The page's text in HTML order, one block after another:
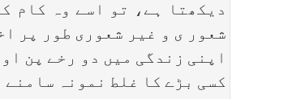
دیکھتا ہے، تو اسے وہ کام
شعور ی و غیر شعوری طور پر
اپنی زندگی میں دو رخے پن
کسی بڑے کا غلط نمونہ سامنے